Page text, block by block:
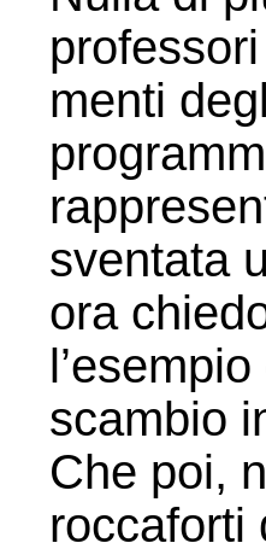
menti
sventata
ora
scambio
Che poi,
roccaforti